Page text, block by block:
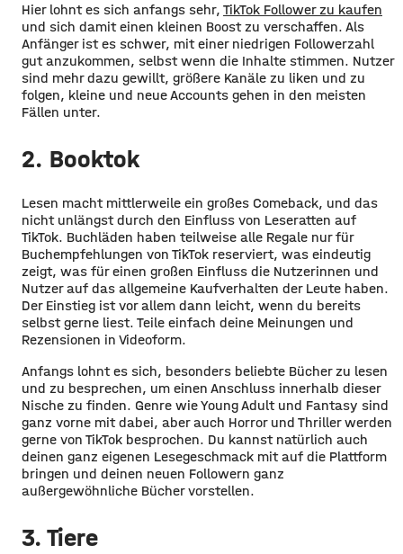
Hier lohnt es sich anfangs sehr, TikTok Follower zu kaufen
und sich damit einen kleinen Boost zu verschaffen. Als
Anfänger ist es schwer, mit einer niedrigen Followerzahl
gut anzukommen, selbst wenn die Inhalte stimmen. Nutzer
sind mehr dazu gewillt, größere Kanäle zu liken und zu
folgen, kleine und neue Accounts gehen in den meisten
Fällen unter.
2. Booktok
Lesen macht mittlerweile ein großes Comeback, und das
nicht unlängst durch den Einfluss von Leseratten auf
TikTok. Buchläden haben teilweise alle Regale nur für
Buchempfehlungen von TikTok reserviert, was eindeutig
zeigt, was für einen großen Einfluss die Nutzerinnen und
Nutzer auf das allgemeine Kaufverhalten der Leute haben.
Der Einstieg ist vor allem dann leicht, wenn du bereits
selbst gerne liest. Teile einfach deine Meinungen und
Rezensionen in Videoform.
Anfangs lohnt es sich, besonders beliebte Bücher zu lesen
und zu besprechen, um einen Anschluss innerhalb dieser
Nische zu finden. Genre wie Young Adult und Fantasy sind
ganz vorne mit dabei, aber auch Horror und Thriller werden
gerne von TikTok besprochen. Du kannst natürlich auch
deinen ganz eigenen Lesegeschmack mit auf die Plattform
bringen und deinen neuen Followern ganz
außergewöhnliche Bücher vorstellen.
3. Tiere